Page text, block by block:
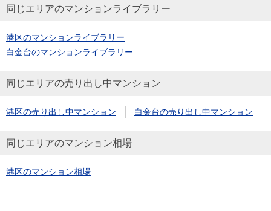
同じエリアのマンションライブラリー
港区のマンションライブラリー
白金台のマンションライブラリー
同じエリアの売り出し中マンション
港区の売り出し中マンション 白金台の売り出し中マンション
同じエリアのマンション相場
港区のマンション相場